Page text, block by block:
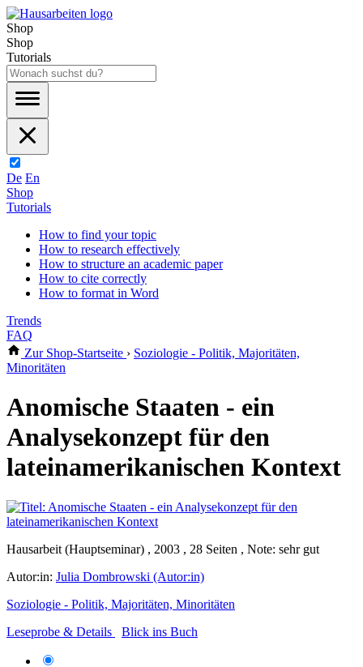
Shop
Shop
Tutorials
De En
Shop
Tutorials
How to find your topic
How to research effectively
How to structure an academic paper
How to cite correctly
How to format in Word
Trends
FAQ
Zur Shop-Startseite › Soziologie - Politik, Majoritäten,
Minoritäten
Anomische Staaten - ein
Analysekonzept für den
lateinamerikanischen Kontext
Hausarbeit (Hauptseminar) , 2003 , 28 Seiten , Note: sehr gut
Autor:in: Julia Dombrowski (Autor:in)
Soziologie - Politik, Majoritäten, Minoritäten
Leseprobe & Details
Blick ins Buch